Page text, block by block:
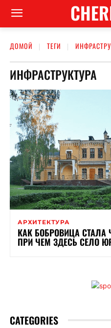
ДОМОЙ ТЕГИ
ИНФРАСТРУКТУРА
АРХИТЕКТУРА
КАК БОБРОВИЦА СТАЛА
ПРИ ЧЕМ ЗДЕСЬ СЕЛО
CATEGORIES